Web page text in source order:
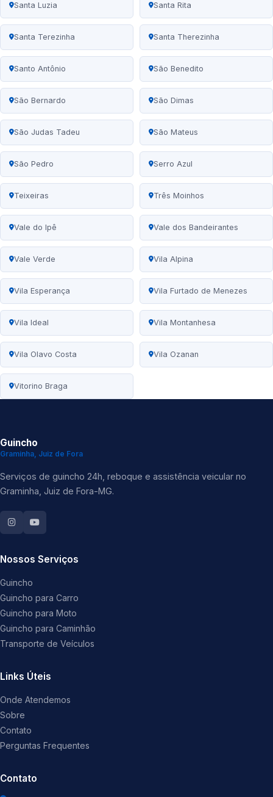
Santa Luzia Santa Rita
Santa Terezinha Santa Therezinha
Santo Antônio São Benedito
São Bernardo São Dimas
São Judas Tadeu São Mateus
São Pedro Serro Azul
Teixeiras Três Moinhos
Vale do Ipê Vale dos Bandeirantes
Vale Verde Vila Alpina
Vila Esperança Vila Furtado de Menezes
Vila Ideal Vila Montanhesa
Vila Olavo Costa Vila Ozanan
Vitorino Braga
Guincho
Graminha, Juiz de Fora
Serviços de guincho 24h, reboque e assistência veicular no
Graminha, Juiz de Fora-MG.
Nossos Serviços
Guincho
Guincho para Carro
Guincho para Moto
Guincho para Caminhão
Transporte de Veículos
Links Úteis
Onde Atendemos
Sobre
Contato
Perguntas Frequentes
Contato